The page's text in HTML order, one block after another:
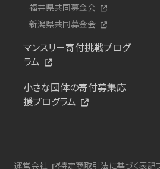
福井県共同募金会
新潟県共同募金会
マンスリー寄付挑戦プログ
ラム
小さな団体の寄付募集応
援プログラム
運営会社 特定商取引法に基づく表記